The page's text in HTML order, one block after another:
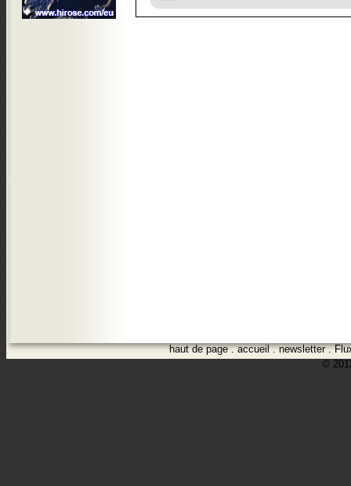
haut de page.accueil.newsletter.
©